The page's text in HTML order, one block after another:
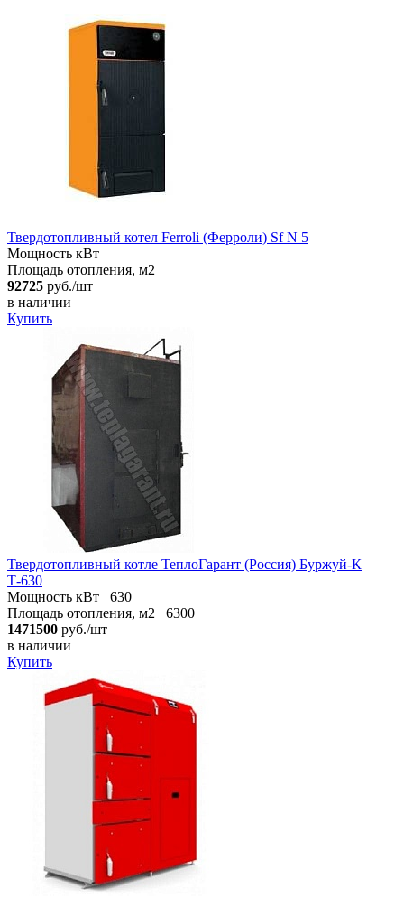
Твердотопливный котел Ferroli (Ферроли) Sf N 5
Мощность кВт
Площадь отопления, м2
92725 руб./шт
в наличии
Купить
Твердотопливный котле ТеплоГарант (Россия) Буржуй-К
Т-630
Мощность кВт
630
Площадь отопления, м2
6300
1471500 руб./шт
в наличии
Купить